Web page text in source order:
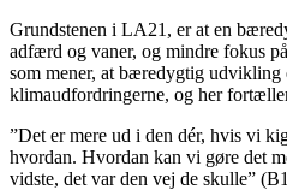
Grundstenen i LA21, er at en
adfærd og vaner, og mindre fokus
som mener, at bæredygtig udvikling
klimaudfordringerne, og her
”Det er mere ud i den dér, hvis vi
hvordan. Hvordan kan vi gøre det
vidste, det var den vej de skulle”